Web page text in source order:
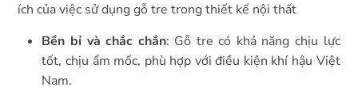
ích của việc sử dụng gỗ tre trong thiết kế nội thất
Bền bỉ và chắc chắn: Gỗ tre có khả năng chịu lực
tốt, chịu ẩm mốc, phù hợp với điều kiện khí hậu Việt
Nam.